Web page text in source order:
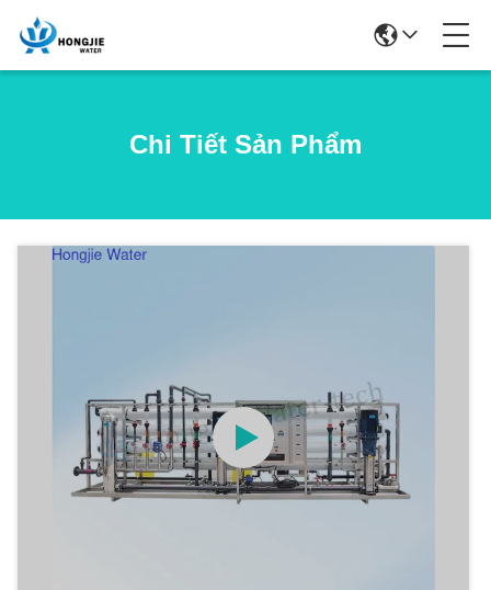
Chi Tiết Sản Phẩm